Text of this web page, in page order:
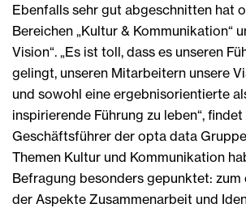
Ebenfalls sehr gut abgeschnitten hat
Bereichen „Kultur & Kommunikation“
Vision“. „Es ist toll, dass es unseren
gelingt, unseren Mitarbeitern unsere
und sowohl eine ergebnisorientierte
inspirierende Führung zu leben“,
Geschäftsführer der opta data
Themen Kultur und Kommunikation
Befragung besonders gepunktet: zum
der Aspekte Zusammenarbeit und